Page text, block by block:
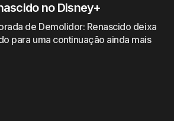
no Disney+
de Demolidor: Renascido deixa
para uma continuação ainda mais